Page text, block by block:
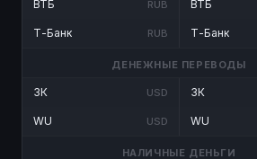
ВТБ RUB
Т-Банк RUB
ВТБ
Т-Банк
ДЕНЕЖНЫЕ ПЕРЕВОДЫ
ЗК USD
WU USD
ЗК
WU
НАЛИЧНЫЕ ДЕНЬГИ